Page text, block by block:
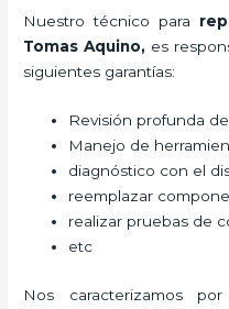
Nuestro técnico para
Tomas Aquino, es
siguientes garantías:
Revisión profunda
Manejo de
diagnóstico con el
reemplazar
realizar pruebas de
etc
Nos caracterizamos